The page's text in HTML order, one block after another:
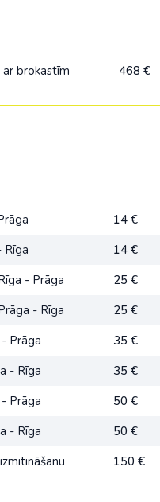
brokastīm
468 €
14 €
Rīga
14 €
- Prāga
25 €
- Rīga
25 €
Prāga
35 €
- Rīga
35 €
Prāga
50 €
- Rīga
50 €
150 €